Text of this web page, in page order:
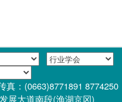
真：(0663)8771891 8774250
展大道南段(渔湖京冈)